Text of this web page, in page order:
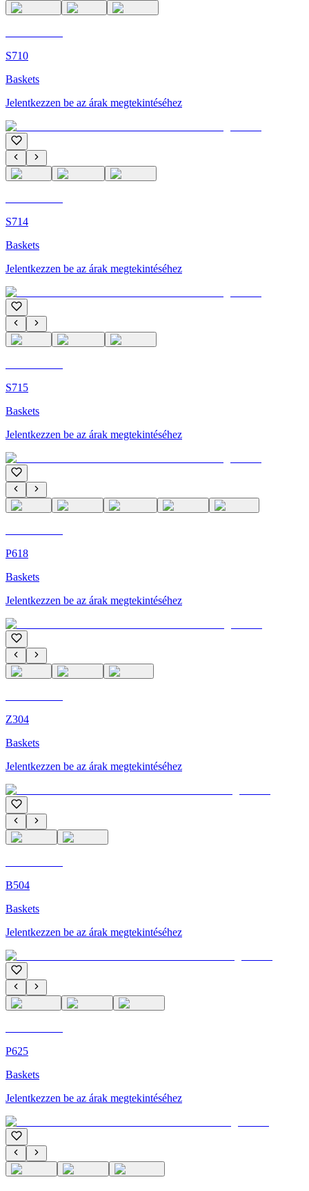
S710
Baskets
Jelentkezzen be az árak megtekintéséhez
S714
Baskets
Jelentkezzen be az árak megtekintéséhez
S715
Baskets
Jelentkezzen be az árak megtekintéséhez
P618
Baskets
Jelentkezzen be az árak megtekintéséhez
Z304
Baskets
Jelentkezzen be az árak megtekintéséhez
B504
Baskets
Jelentkezzen be az árak megtekintéséhez
P625
Baskets
Jelentkezzen be az árak megtekintéséhez